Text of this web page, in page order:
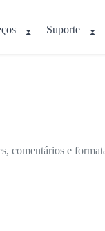
Suporte
comentários e